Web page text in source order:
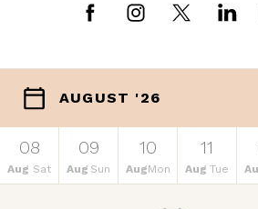
AUGUST '26
08
Aug Sat
09
Aug Sun
10
AugMon
11
Aug Tue